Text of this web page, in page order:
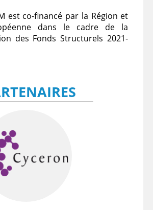
est co-financé par la Région et
dans le cadre de la
des Fonds Structurels 2021-